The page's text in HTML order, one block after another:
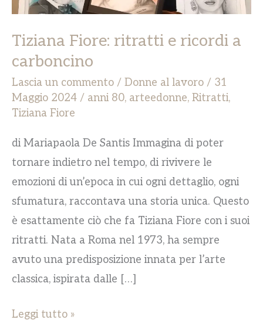
Tiziana Fiore: ritratti e ricordi a
carboncino
Lascia un commento / Donne al lavoro / 31
Maggio 2024 / anni 80, arteedonne, Ritratti,
Tiziana Fiore
di Mariapaola De Santis Immagina di poter
tornare indietro nel tempo, di rivivere le
emozioni di un’epoca in cui ogni dettaglio, ogni
sfumatura, raccontava una storia unica. Questo
è esattamente ciò che fa Tiziana Fiore con i suoi
ritratti. Nata a Roma nel 1973, ha sempre
avuto una predisposizione innata per l’arte
classica, ispirata dalle […]
Leggi tutto »